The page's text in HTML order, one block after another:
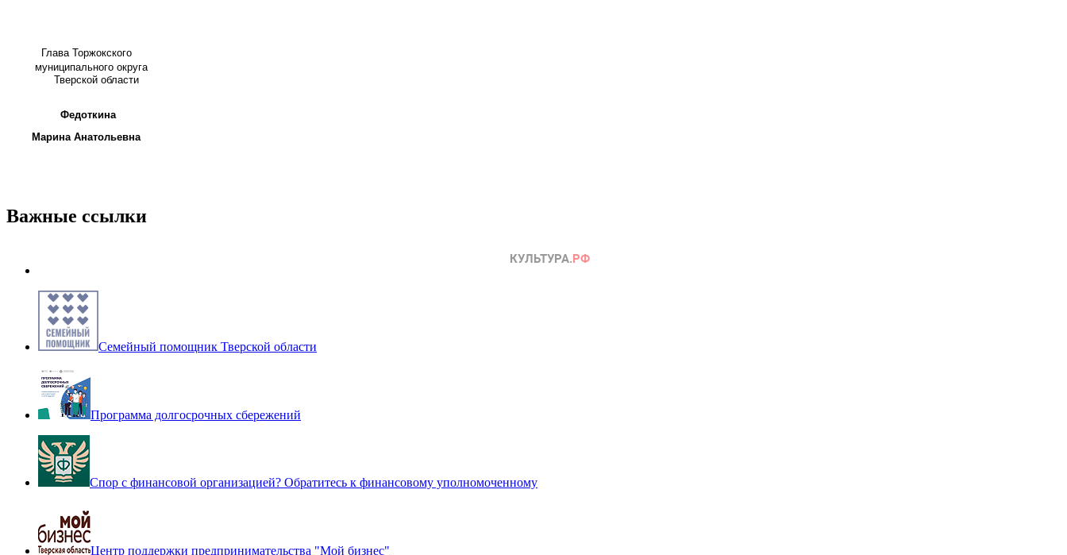
Глава Торжокского
муниципального округа
Тверской области
Федоткина
Марина Анатольевна
Важные ссылки
Семейный помощник Тверской области
Программа долгосрочных сбережений
Спор с финансовой организацией? Обратитесь к финансовому уполномоченному
Центр поддержки предпринимательства "Мой бизнес"